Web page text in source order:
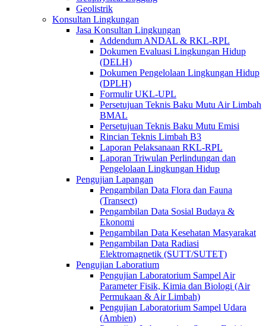
Geolistrik
Konsultan Lingkungan
Jasa Konsultan Lingkungan
Addendum ANDAL & RKL-RPL
Dokumen Evaluasi Lingkungan Hidup
(DELH)
Dokumen Pengelolaan Lingkungan Hidup
(DPLH)
Formulir UKL-UPL
Persetujuan Teknis Baku Mutu Air Limbah
BMAL
Persetujuan Teknis Baku Mutu Emisi
Rincian Teknis Limbah B3
Laporan Pelaksanaan RKL-RPL
Laporan Triwulan Perlindungan dan
Pengelolaan Lingkungan Hidup
Pengujian Lapangan
Pengambilan Data Flora dan Fauna
(Transect)
Pengambilan Data Sosial Budaya &
Ekonomi
Pengambilan Data Kesehatan Masyarakat
Pengambilan Data Radiasi
Elektromagnetik (SUTT/SUTET)
Pengujian Laboratium
Pengujian Laboratorium Sampel Air
Parameter Fisik, Kimia dan Biologi (Air
Permukaan & Air Limbah)
Pengujian Laboratorium Sampel Udara
(Ambien)